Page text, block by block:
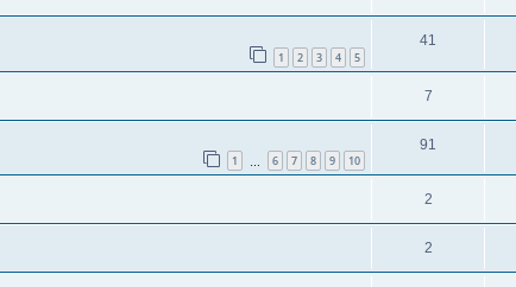
1 2 3 4 5
41
7
1 6 7 8 9 10
91
2
2